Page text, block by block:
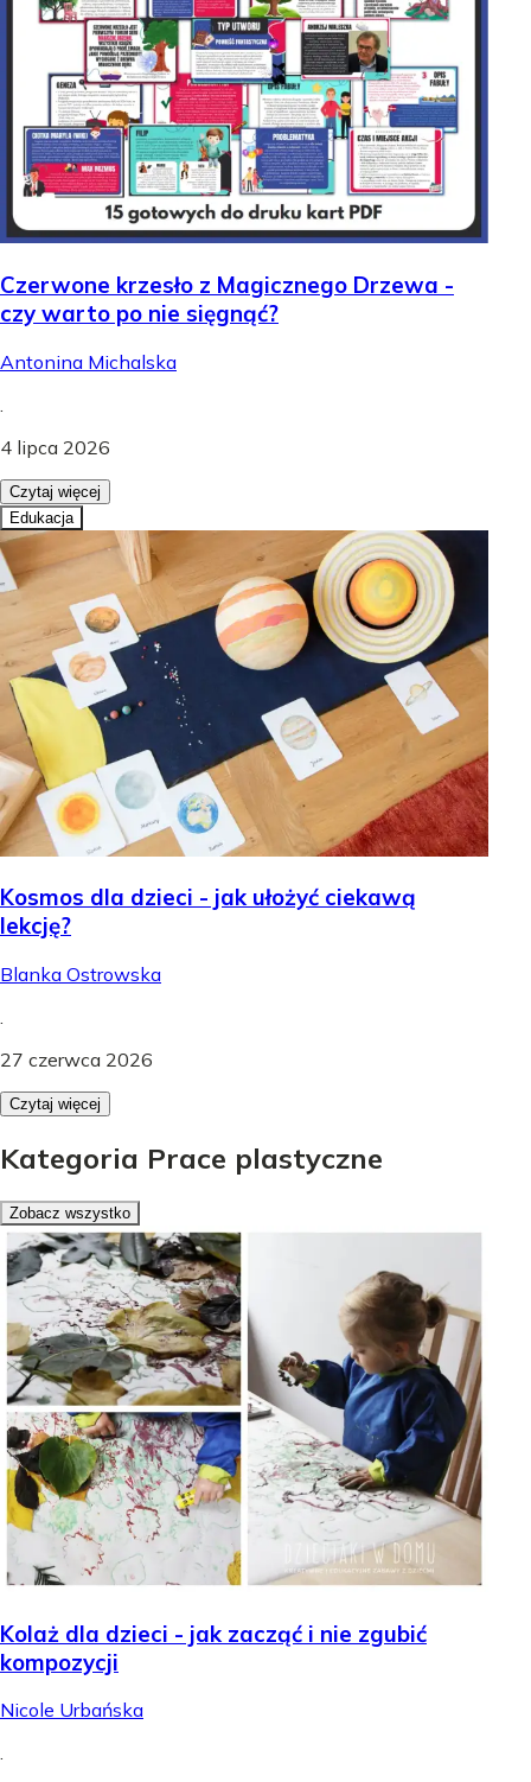
Czerwone krzesło z Magicznego Drzewa -
czy warto po nie sięgnąć?
Antonina Michalska
4 lipca 2026
Czytaj więcej
Edukacja
Kosmos dla dzieci - jak ułożyć ciekawą
lekcję?
Blanka Ostrowska
.
27 czerwca 2026
Czytaj więcej
Kategoria Prace plastyczne
Zobacz wszystko
Kolaż dla dzieci - jak zacząć i nie zgubić
kompozycji
Nicole Urbańska
.